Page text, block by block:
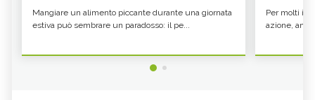
Mangiare un alimento piccante durante una giornata
estiva può sembrare un paradosso: il pe...
Per molti il
azione,